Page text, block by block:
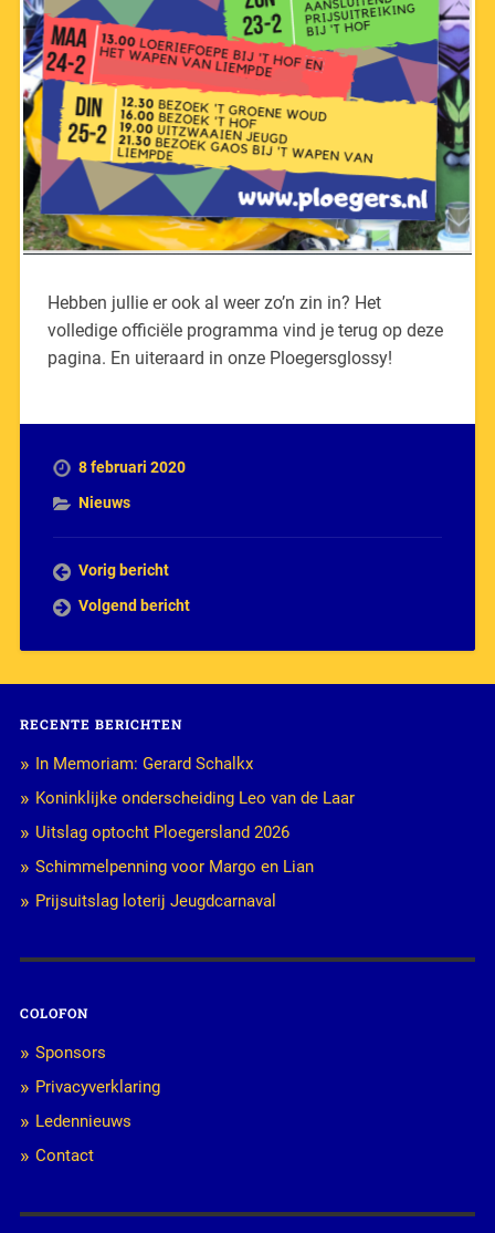
Hebben jullie er ook al weer zo’n zin in? Het
volledige officiële programma vind je terug op deze
pagina. En uiteraard in onze Ploegersglossy!
8 februari 2020
Nieuws
Vorig bericht
Volgend bericht
RECENTE BERICHTEN
In Memoriam: Gerard Schalkx
Koninklijke onderscheiding Leo van de Laar
Uitslag optocht Ploegersland 2026
Schimmelpenning voor Margo en Lian
Prijsuitslag loterij Jeugdcarnaval
COLOFON
Sponsors
Privacyverklaring
Ledennieuws
Contact